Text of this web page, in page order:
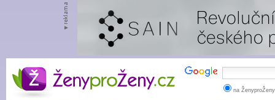
ŽenyproŽeny.cz
na